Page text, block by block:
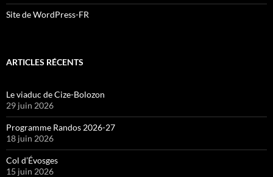
Site de WordPress-FR
ARTICLES RÉCENTS
Le viaduc de Cize-Bolozon
29 juin 2026
Programme Randos 2026-27
18 juin 2026
Col d’Évosges
15 juin 2026